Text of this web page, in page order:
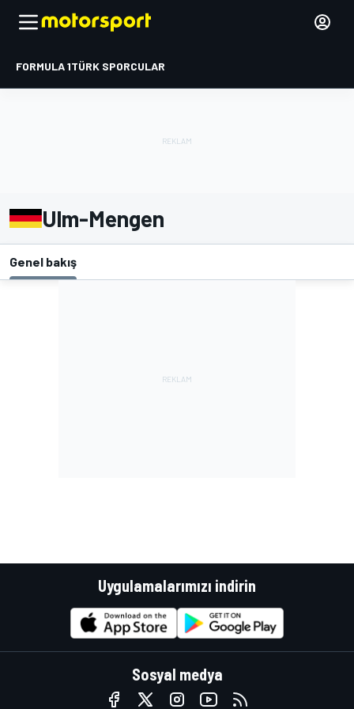
FORMULA 1TÜRK SPORCULAR
Ulm-Mengen
Genel bakış
Uygulamalarımızı indirin
Sosyal medya